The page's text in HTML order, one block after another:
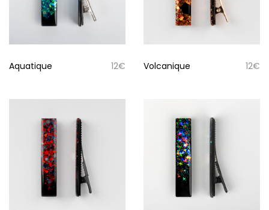
Aquatique 12€ Volcanique 12€